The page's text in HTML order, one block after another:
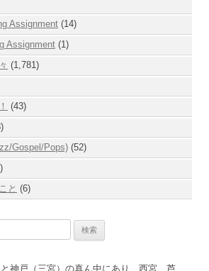
Assignment (14)
Assignment (1)
(1,781)
(43)
Gospel/Pops) (52)
と (6)
神戸（三宮）の真ん中にあり、西宮、芦